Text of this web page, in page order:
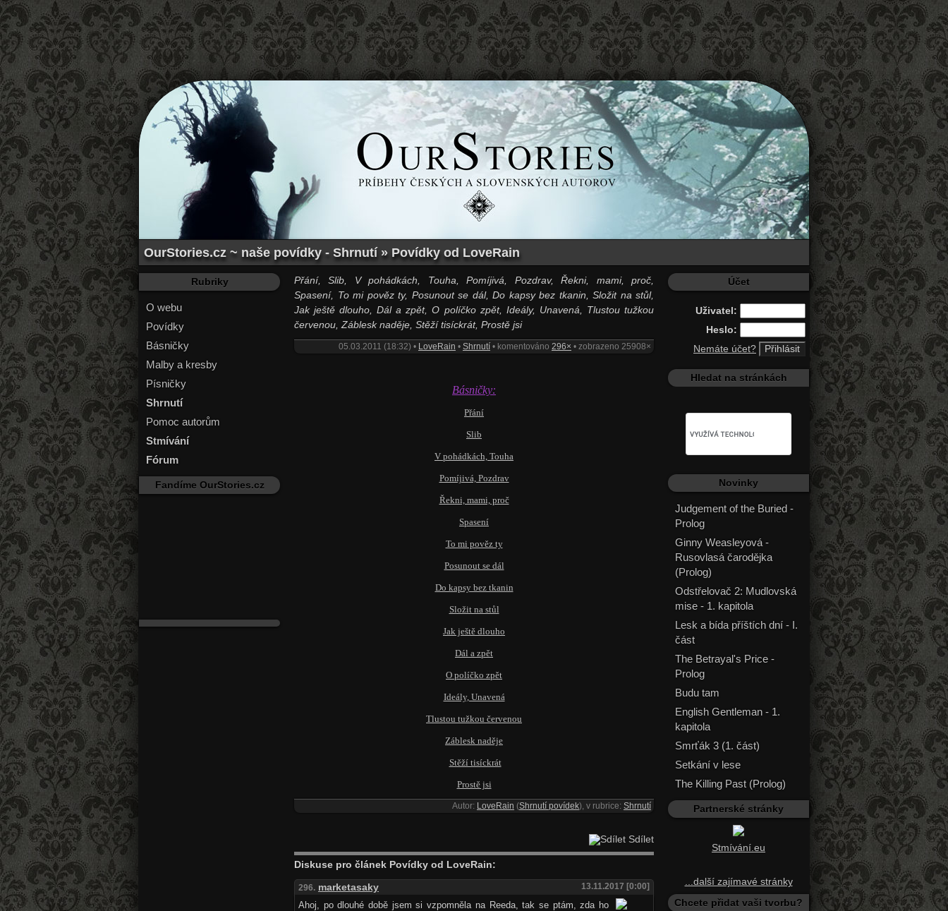
OurStories.cz ~ naše povídky - Shrnutí » Povídky od LoveRain
Rubriky
O webu
Povídky
Básničky
Malby a kresby
Písničky
Shrnutí
Pomoc autorům
Stmívání
Fórum
Fandíme OurStories.cz
Přání, Slib, V pohádkách, Touha, Pomíjivá, Pozdrav, Řekni, mami, proč,
Spasení, To mi pověz ty, Posunout se dál, Do kapsy bez tkanin, Složit na stůl,
Jak ještě dlouho, Dál a zpět, O políčko zpět, Ideály, Unavená, Tlustou tužkou
červenou, Záblesk naděje, Stěží tisíckrát, Prostě jsi
05.03.2011 (18:32) • LoveRain • Shrnutí • komentováno 296× • zobrazeno 25908×
Básničky:
Přání
Slib
V pohádkách, Touha
Pomíjivá, Pozdrav
Řekni, mami, proč
Spasení
To mi pověz ty
Posunout se dál
Do kapsy bez tkanin
Složit na stůl
Jak ještě dlouho
Dál a zpět
O políčko zpět
Ideály, Unavená
Tlustou tužkou červenou
Záblesk naděje
Stěží tisíckrát
Prostě jsi
Autor: LoveRain (Shrnutí povídek), v rubrice: Shrnutí
Sdílet
Diskuse pro článek Povídky od LoveRain:
296. marketasaky 13.11.2017 [0:00]
Ahoj, po dlouhé době jsem si vzpomněla na Reeda, tak se ptám, zda ho
Účet
Uživatel:
Heslo:
Nemáte účet?
Hledat na stránkách
Novinky
Judgement of the Buried -
Prolog
Ginny Weasleyová -
Rusovlasá čarodějka
(Prolog)
Odstřelovač 2: Mudlovská
mise - 1. kapitola
Lesk a bída příštích dní - I.
část
The Betrayal's Price -
Prolog
Budu tam
English Gentleman - 1.
kapitola
Smrťák 3 (1. část)
Setkání v lese
The Killing Past (Prolog)
Partnerské stránky
Stmívání.eu
...další zajímavé stránky
Chcete přidat vaši tvorbu?